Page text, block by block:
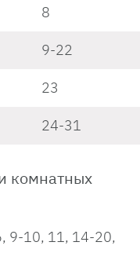
8
9-22
23
24-31
комнатных
9-10, 11, 14-20,